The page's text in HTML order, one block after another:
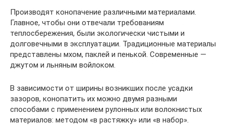
Производят конопачение различными материалами.
Главное, чтобы они отвечали требованиям
теплосбережения, были экологически чистыми и
долговечными в эксплуатации. Традиционные материалы
представлены мхом, паклей и пенькой. Современные —
джутом и льняным войлоком.
В зависимости от ширины возникших после усадки
зазоров, конопатить их можно двумя разными
способами с применением рулонных или волокнистых
материалов: методом «в растяжку» или «в набор».